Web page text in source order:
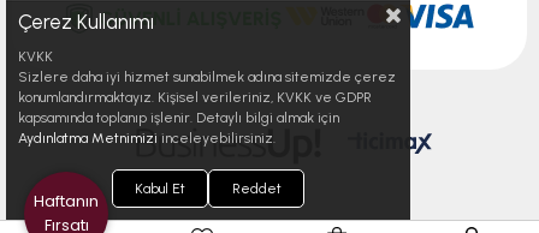
Çerez Kullanımı
KVKK
Sizlere daha iyi hizmet sunabilmek adına sitemizde çerez
konumlandırmaktayız. Kişisel verileriniz, KVKK ve GDPR
kapsamında toplanıp işlenir. Detaylı bilgi almak için
Aydınlatma Metnimizi inceleyebilirsiniz.
Kabul Et Reddet
Haftanın
Fırsatı